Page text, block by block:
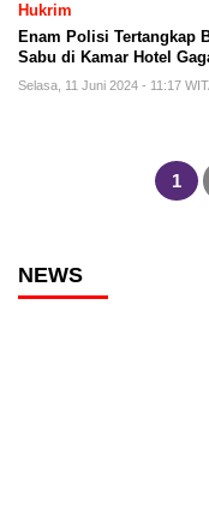
Hukrim
Enam Polisi Tertangkap
Sabu di Kamar Hotel
Selasa, 11 Juni 2024 - 11:17
1
NEWS